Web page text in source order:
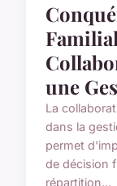
une
La
dans la
permet
de décision
répartition...